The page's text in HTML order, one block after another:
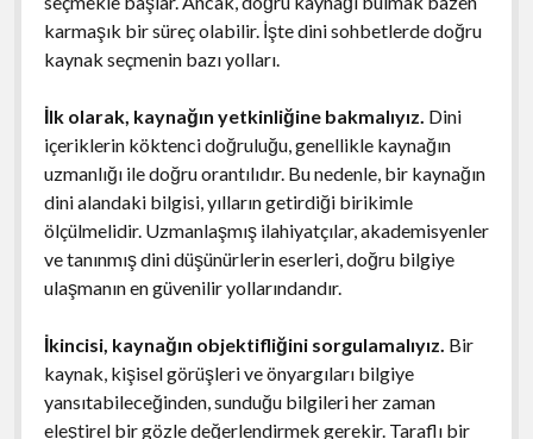
karmaşık bir süreç olabilir. İşte dini sohbetlerde doğru
kaynak seçmenin bazı yolları.
İlk olarak, kaynağın yetkinliğine bakmalıyız. Dini
içeriklerin köktenci doğruluğu, genellikle kaynağın
uzmanlığı ile doğru orantılıdır. Bu nedenle, bir kaynağın
dini alandaki bilgisi, yılların getirdiği birikimle
ölçülmelidir. Uzmanlaşmış ilahiyatçılar, akademisyenler
ve tanınmış dini düşünürlerin eserleri, doğru bilgiye
ulaşmanın en güvenilir yollarındandır.
İkincisi, kaynağın objektifliğini sorgulamalıyız. Bir
kaynak, kişisel görüşleri ve önyargıları bilgiye
yansıtabileceğinden, sunduğu bilgileri her zaman
eleştirel bir gözle değerlendirmek gerekir. Taraflı bir